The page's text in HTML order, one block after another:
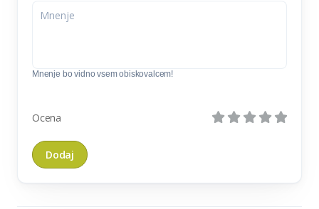
Mnenje bo vidno vsem obiskovalcem!
Ocena